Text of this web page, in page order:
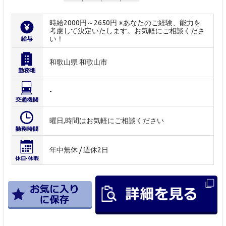
時給2000円～2650円 ※あなたのご経験、能力を
考慮して決定いたします。お気軽にご相談くださ
い！
和歌山県 和歌山市
-
曜日,時間はお気軽にご相談ください
年中無休 / 週休2日